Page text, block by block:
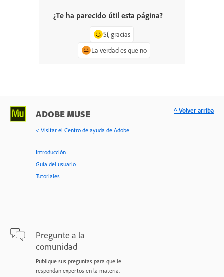
¿Te ha parecido útil esta página?
Sí, gracias
La verdad es que no
ADOBE MUSE
< Visitar el Centro de ayuda de Adobe
Introducción
Guía del usuario
Tutoriales
Pregunte a la
comunidad
Publique sus preguntas para que le
respondan expertos en la materia.
^ Volver arriba